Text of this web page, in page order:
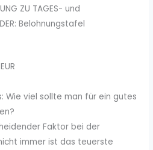
ZU TAGES- und
Belohnungstafel
Wie viel sollte man für ein gutes
Faktor bei der
immer ist das teuerste